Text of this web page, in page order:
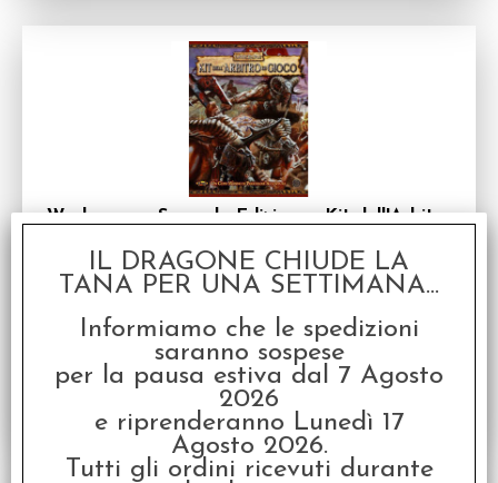
Warhammer Seconda Edizione - Kit dell'Arbitro
Schermo per Warhammer Fantasy Roleplay in
italiano
Prezzo: € 16,90
IL DRAGONE CHIUDE LA
TANA PER UNA SETTIMANA...
Informiamo che le spedizioni
saranno sospese
per la pausa estiva dal 7 Agosto
2026
e riprenderanno Lunedì 17
Agosto 2026.
Tutti gli ordini ricevuti durante